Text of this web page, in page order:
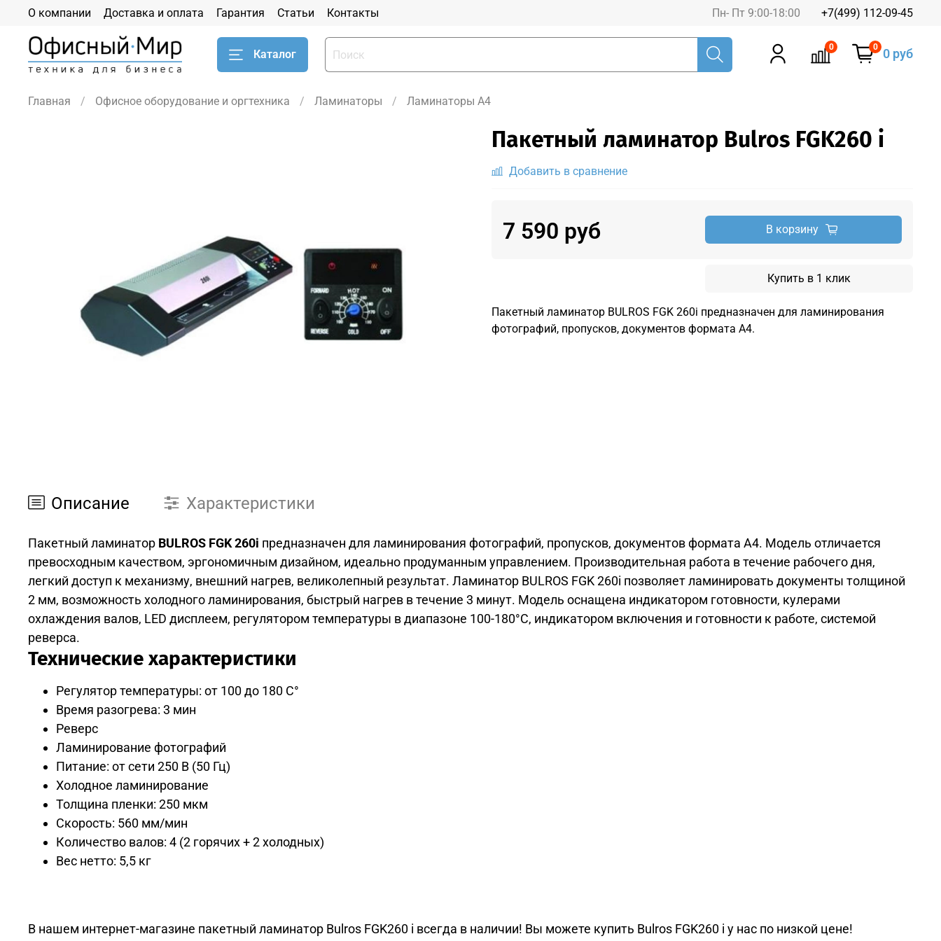
О компании Доставка и оплата Гарантия Статьи Контакты Пн- Пт 9:00-18:00 +7(499) 112-09-45
Каталог
0 0 0 руб
Главная Офисное оборудование и оргтехника Ламинаторы Ламинаторы A4
Пакетный ламинатор Bulros FGK260 i
Добавить в сравнение
7 590 руб В корзину
Купить в 1 клик
Пакетный ламинатор BULROS FGK 260i предназначен для ламинирования
фотографий, пропусков, документов формата А4.
Описание Характеристики
Пакетный ламинатор BULROS FGK 260i предназначен для ламинирования фотографий, пропусков, документов формата А4. Модель отличается
превосходным качеством, эргономичным дизайном, идеально продуманным управлением. Производительная работа в течение рабочего дня,
легкий доступ к механизму, внешний нагрев, великолепный результат. Ламинатор BULROS FGK 260i позволяет ламинировать документы толщиной
2 мм, возможность холодного ламинирования, быстрый нагрев в течение 3 минут. Модель оснащена индикатором готовности, кулерами
охлаждения валов, LED дисплеем, регулятором температуры в диапазоне 100-180°C, индикатором включения и готовности к работе, системой
реверса.
Технические характеристики
Регулятор температуры: от 100 до 180 С°
Время разогрева: 3 мин
Реверс
Ламинирование фотографий
Питание: от сети 250 В (50 Гц)
Холодное ламинирование
Толщина пленки: 250 мкм
Скорость: 560 мм/мин
Количество валов: 4 (2 горячих + 2 холодных)
Вес нетто: 5,5 кг
В нашем интернет-магазине пакетный ламинатор Bulros FGK260 i всегда в наличии! Вы можете купить Bulros FGK260 i у нас по низкой цене!